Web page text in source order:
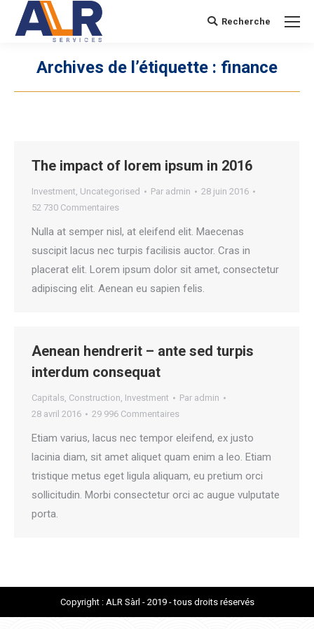
Search:
Recherche
Archives de l’étiquette : finance
The impact of lorem ipsum in 2016
Investment, Uncategorised Par admin
28 juin 2016
52 730 Commentaires
Nulla at semper nisl, at eleifend elit. Maecenas
suscipit lacus nec turpis facilisis auctor. Cras in
placerat elit. Lorem ipsum dolor sit amet, consectetur
adipiscing elit. Aenean eu sapien felis.
Aenean hendrerit – ante sed turpis
interdum consequat
Capitals, Construction, Investment Par admin
28 avril 2016
29 996 Commentaires
Etiam varius, lacus nec tempor eleifend, ex justo
lacinia diam, sit amet aliquet quam enim a leo. Etiam
tristique metus eget ligula aliquam, eu pretium orci
sollicitudin. Morbi consectetur orci ac augue vulputate
porta.
Copyright : ALR Sàrl - 2019 - tous droits réservés